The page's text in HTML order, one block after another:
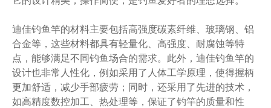
迪佳钓鱼竿的材料主要包括高强度碳素纤维、玻璃钢、铝
合金等，这些材料都具有轻量化、高强度、耐腐蚀等特
点，能够满足不同钓鱼场合的需求。此外，迪佳钓鱼竿的
设计也非常人性化，例如采用了人体工学原理，使得握柄
更加舒适，减少手部疲劳；同时，还采用了先进的技术，
如高精度数控加工、热处理等，保证了钓竿的质量和性